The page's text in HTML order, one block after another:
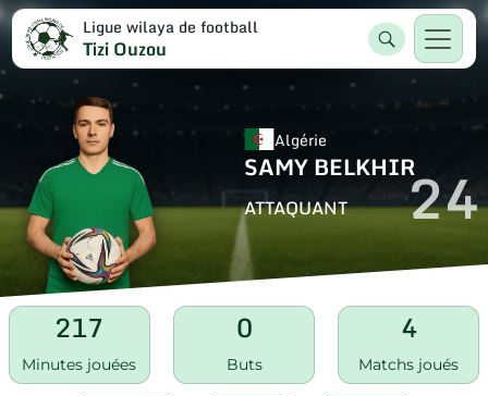
Ligue wilaya de football
Tizi Ouzou
Algérie
SAMY BELKHIR
ATTAQUANT 24
217
Minutes jouées
0
Buts
4
Matchs joués